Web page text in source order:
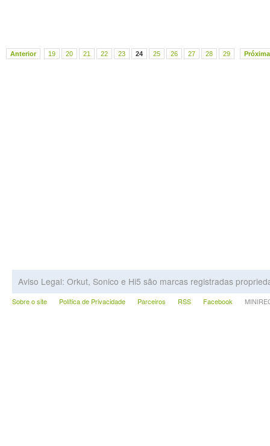
Anterior 19 20 21 22 23 24 25 26 27 28 29 Próxima
Aviso Legal: Orkut, Sonico e Hi5 são marcas registradas
Sobre o site Política de Privacidade Parceiros RSS Facebook